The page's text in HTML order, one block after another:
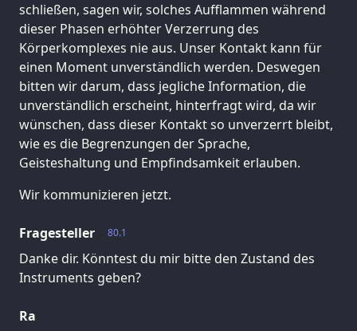
schließen, sagen wir, solches Aufflammen während
dieser Phasen erhöhter Verzerrung des
Körperkomplexes nie aus. Unser Kontakt kann für
einen Moment unverständlich werden. Deswegen
bitten wir darum, dass jegliche Information, die
unverständlich erscheint, hinterfragt wird, da wir
wünschen, dass dieser Kontakt so unverzerrt bleibt,
wie es die Begrenzungen der Sprache,
Geisteshaltung und Empfindsamkeit erlauben.
Wir kommunizieren jetzt.
80.1
Fragesteller
Danke dir. Könntest du mir bitte den Zustand des
Instruments geben?
Ra